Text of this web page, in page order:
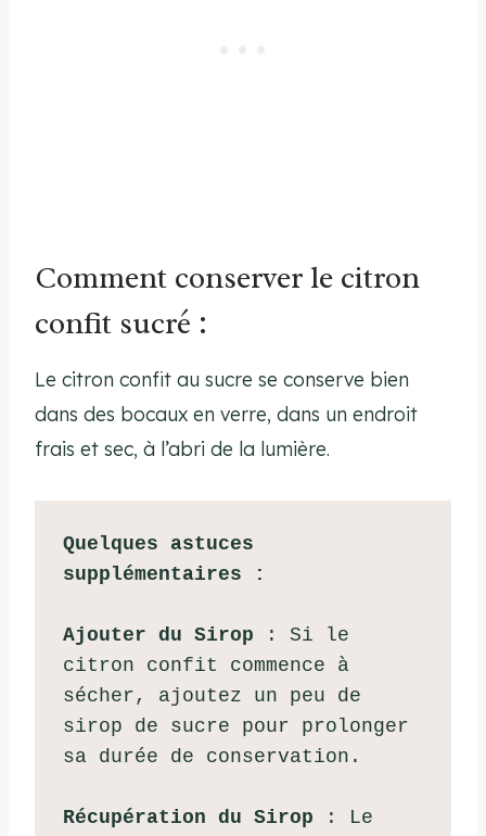
Comment conserver le citron
confit sucré :
Le citron confit au sucre se conserve bien
dans des bocaux en verre, dans un endroit
frais et sec, à l’abri de la lumière.
Quelques astuces
supplémentaires :
Ajouter du Sirop : Si le
citron confit commence à
sécher, ajoutez un peu de
sirop de sucre pour prolonger
sa durée de conservation.
Récupération du Sirop : Le